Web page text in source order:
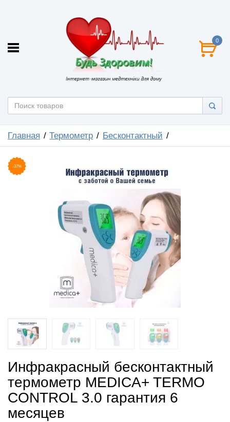
0
Главная Термометр Бесконтактный
-37%
Инфракрасный бесконтактный
термометр MEDICA+ TERMO
CONTROL 3.0 гарантия 6
месяцев